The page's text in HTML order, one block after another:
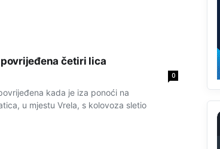
četiri lica
0
kada je iza ponoći na
u mjestu Vrela, s kolovoza sletio